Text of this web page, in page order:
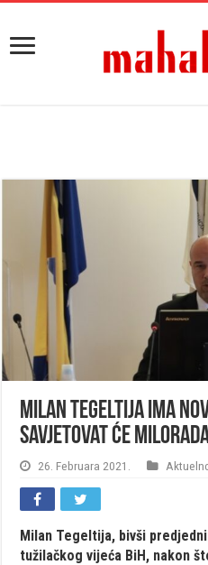
Milan Tegeltija ima
Savjetovat će
26. Februara 2021.
Milan Tegeltija, bivši
tužilačkog vijeća BiH, nakon